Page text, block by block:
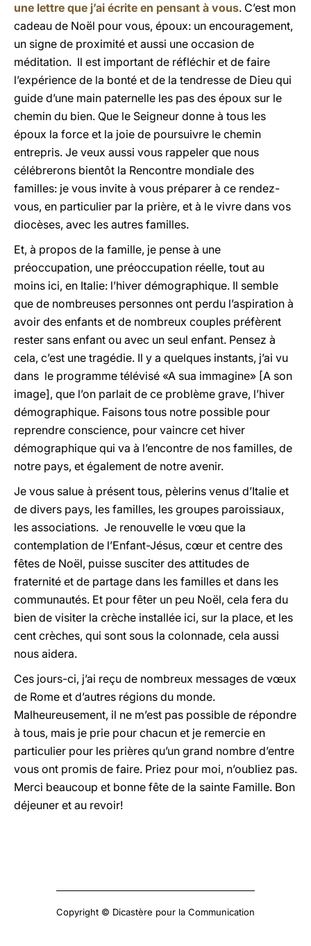
une lettre que j’ai écrite en pensant à vous. C’est mon
cadeau de Noël pour vous, époux: un encouragement,
un signe de proximité et aussi une occasion de
méditation. Il est important de réfléchir et de faire
l’expérience de la bonté et de la tendresse de Dieu qui
guide d’une main paternelle les pas des époux sur le
chemin du bien. Que le Seigneur donne à tous les
époux la force et la joie de poursuivre le chemin
entrepris. Je veux aussi vous rappeler que nous
célébrerons bientôt la Rencontre mondiale des
familles: je vous invite à vous préparer à ce rendez-
vous, en particulier par la prière, et à le vivre dans vos
diocèses, avec les autres familles.
Et, à propos de la famille, je pense à une
préoccupation, une préoccupation réelle, tout au
moins ici, en Italie: l’hiver démographique. Il semble
que de nombreuses personnes ont perdu l’aspiration à
avoir des enfants et de nombreux couples préfèrent
rester sans enfant ou avec un seul enfant. Pensez à
cela, c’est une tragédie. Il y a quelques instants, j’ai vu
dans le programme télévisé «A sua immagine» [A son
image], que l’on parlait de ce problème grave, l’hiver
démographique. Faisons tous notre possible pour
reprendre conscience, pour vaincre cet hiver
démographique qui va à l’encontre de nos familles, de
notre pays, et également de notre avenir.
Je vous salue à présent tous, pèlerins venus d’Italie et
de divers pays, les familles, les groupes paroissiaux,
les associations. Je renouvelle le vœu que la
contemplation de l’Enfant-Jésus, cœur et centre des
fêtes de Noël, puisse susciter des attitudes de
fraternité et de partage dans les familles et dans les
communautés. Et pour fêter un peu Noël, cela fera du
bien de visiter la crèche installée ici, sur la place, et les
cent crèches, qui sont sous la colonnade, cela aussi
nous aidera.
Ces jours-ci, j’ai reçu de nombreux messages de vœux
de Rome et d’autres régions du monde.
Malheureusement, il ne m’est pas possible de répondre
à tous, mais je prie pour chacun et je remercie en
particulier pour les prières qu’un grand nombre d’entre
vous ont promis de faire. Priez pour moi, n’oubliez pas.
Merci beaucoup et bonne fête de la sainte Famille. Bon
déjeuner et au revoir!
Copyright © Dicastère pour la Communication